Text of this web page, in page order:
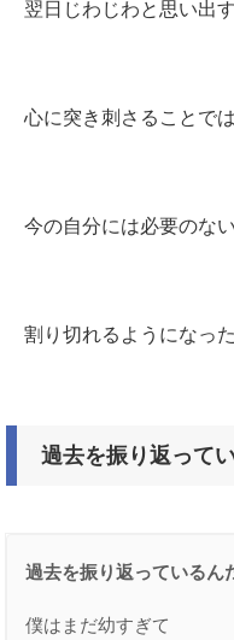
翌日じわじわと思い出
心に突き刺さることで
今の自分には必要のな
割り切れるようになった
過去を振り返って
過去を振り返っているん
僕はまだ幼すぎて